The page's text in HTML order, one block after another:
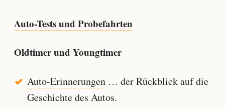
Auto-Tests und Probefahrten
Oldtimer und Youngtimer
Auto-Erinnerungen… der Rückblick auf die
Geschichte des Autos.